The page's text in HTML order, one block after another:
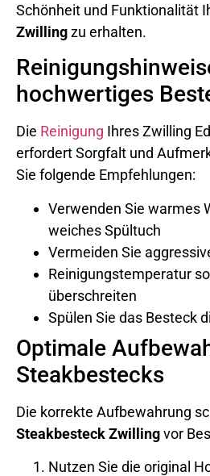
Schönheit und Funktionalität
Zwillingzu erhalten.
hochwertiges
Die Reinigung Ihres Zwilling
erfordert Sorgfalt und
Sie folgende Empfehlungen:
Verwenden Sie warmes
weiches Spültuch
Vermeiden Sie
Reinigungstemperatur
überschreiten
Spülen Sie das Besteck
Optimale
Steakbestecks
Die korrekte Aufbewahrung
Steakbesteck Zwillingvor
Nutzen Sie die original